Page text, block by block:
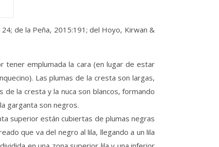
de la Peña, 2015:191; del Hoyo, Kirwan &
tener emplumada la cara (en lugar de estar
Las plumas de la cresta son largas,
la cresta y la nuca son blancos, formando
garganta son negros.
superior están cubiertas de plumas negras
que va del negro al lila, llegando a un lila